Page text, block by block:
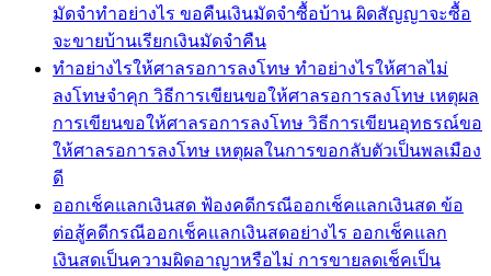
มัดจำทำอย่างไร ขอคืนเงินมัดจำซื้อบ้าน ผิดสัญญาจะซื้อ
จะขายบ้านเรียกเงินมัดจำคืน
ทำอย่างไรให้ศาลรอการลงโทษ ทำอย่างไรให้ศาลไม่
ลงโทษจำคุก วิธีการเขียนขอให้ศาลรอการลงโทษ เหตุผล
การเขียนขอให้ศาลรอการลงโทษ วิธีการเขียนอุทธรณ์ขอ
ให้ศาลรอการลงโทษ เหตุผลในการขอกลับตัวเป็นพลเมือง
ดี
ออกเช็คแลกเงินสด ฟ้องคดีกรณีออกเช็คแลกเงินสด ข้อ
ต่อสู้คดีกรณีออกเช็คแลกเงินสดอย่างไร ออกเช็คแลก
เงินสดเป็นความผิดอาญาหรือไม่ การขายลดเช็คเป็น